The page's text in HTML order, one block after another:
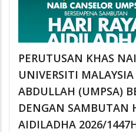
PERUTUSAN KHAS
UNIVERSITI
ABDULLAH (UMPSA)
DENGAN SAMBUTAN
AIDILADHA 2026/